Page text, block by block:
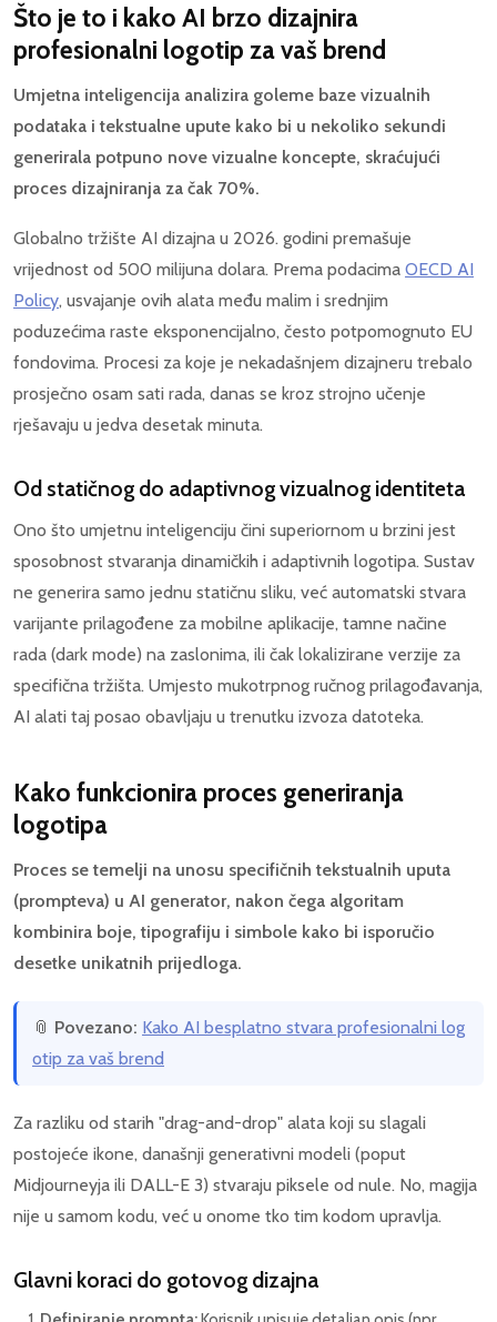
Što je to i kako AI brzo dizajnira
profesionalni logotip za vaš brend
Umjetna inteligencija analizira goleme baze vizualnih
podataka i tekstualne upute kako bi u nekoliko sekundi
generirala potpuno nove vizualne koncepte, skraćujući
proces dizajniranja za čak 70%.
Globalno tržište AI dizajna u 2026. godini premašuje
vrijednost od 500 milijuna dolara. Prema podacima OECD AI
Policy, usvajanje ovih alata među malim i srednjim
poduzećima raste eksponencijalno, često potpomognuto EU
fondovima. Procesi za koje je nekadašnjem dizajneru trebalo
prosječno osam sati rada, danas se kroz strojno učenje
rješavaju u jedva desetak minuta.
Od statičnog do adaptivnog vizualnog identiteta
Ono što umjetnu inteligenciju čini superiornom u brzini jest
sposobnost stvaranja dinamičkih i adaptivnih logotipa. Sustav
ne generira samo jednu statičnu sliku, već automatski stvara
varijante prilagođene za mobilne aplikacije, tamne načine
rada (dark mode) na zaslonima, ili čak lokalizirane verzije za
specifična tržišta. Umjesto mukotrpnog ručnog prilagođavanja,
AI alati taj posao obavljaju u trenutku izvoza datoteka.
Kako funkcionira proces generiranja
logotipa
Proces se temelji na unosu specifičnih tekstualnih uputa
(prompteva) u AI generator, nakon čega algoritam
kombinira boje, tipografiju i simbole kako bi isporučio
desetke unikatnih prijedloga.
📎 Povezano: Kako AI besplatno stvara profesionalni log
otip za vaš brend
Za razliku od starih "drag-and-drop" alata koji su slagali
postojeće ikone, današnji generativni modeli (poput
Midjourneyja ili DALL-E 3) stvaraju piksele od nule. No, magija
nije u samom kodu, već u onome tko tim kodom upravlja.
Glavni koraci do gotovog dizajna